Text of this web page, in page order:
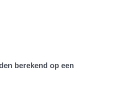
berekend op een